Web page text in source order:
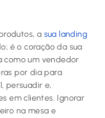
a sua landing
é o coração da sua
como um vendedor
por dia para
persuadir e,
em clientes. Ignorar
na mesa e